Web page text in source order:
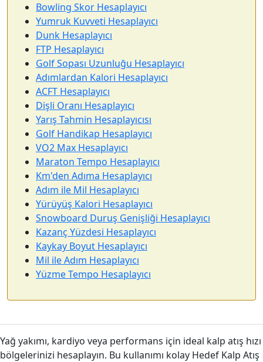
Bowling Skor Hesaplayıcı
Yumruk Kuvveti Hesaplayıcı
Dunk Hesaplayıcı
FTP Hesaplayıcı
Golf Sopası Uzunluğu Hesaplayıcı
Adımlardan Kalori Hesaplayıcı
ACFT Hesaplayıcı
Dişli Oranı Hesaplayıcı
Yarış Tahmin Hesaplayıcısı
Golf Handikap Hesaplayıcı
VO2 Max Hesaplayıcı
Maraton Tempo Hesaplayıcı
Km'den Adıma Hesaplayıcı
Adım ile Mil Hesaplayıcı
Yürüyüş Kalori Hesaplayıcı
Snowboard Duruş Genişliği Hesaplayıcı
Kazanç Yüzdesi Hesaplayıcı
Kaykay Boyut Hesaplayıcı
Mil ile Adım Hesaplayıcı
Yüzme Tempo Hesaplayıcı
Yağ yakımı, kardiyo veya performans için ideal kalp atış hızı
bölgelerinizi hesaplayın. Bu kullanımı kolay Hedef Kalp Atış